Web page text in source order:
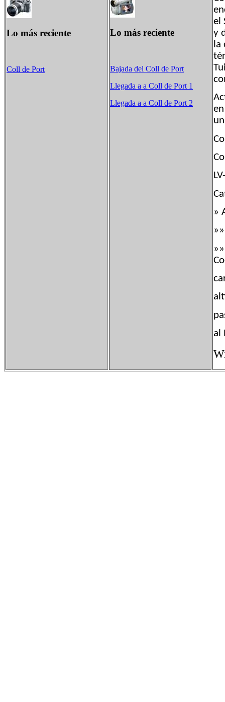
Lo más reciente
Coll de Port
Lo más reciente
Bajada del Coll de Port
Llegada a a Coll de Port 1
Llegada a a Coll de Port 2
el
y
»